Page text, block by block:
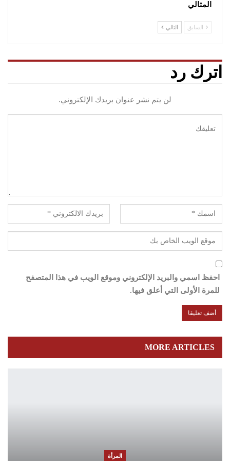
المثالي
السابق التالي
اترك رد
لن يتم نشر عنوان بريدك الإلكتروني.
احفظ اسمي والبريد الإلكتروني وموقع الويب في هذا المتصفح
للمرة الأولى التي أعلق فيها.
MORE ARTICLES
المرأة